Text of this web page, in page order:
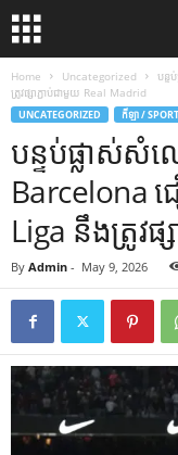
Home Uncategorized
បន្
ត្រូវផ្សាភ្ជាប់ជាមួយ Real Madrid
UNCATEGORIZED កីឡា / SPORT
បន្ទប់ផ្លាស់សំ
Barcelona
Liga នឹងត្រូវផ្
By Admin - May 9, 2026